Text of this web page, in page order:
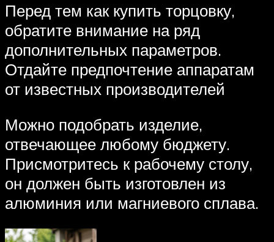
Перед тем как купить торцовку,
обратите внимание на ряд
дополнительных параметров.
Отдайте предпочтение аппаратам
от известных производителей
Можно подобрать изделие,
отвечающее любому бюджету.
Присмотритесь к рабочему столу,
он должен быть изготовлен из
алюминия или магниевого сплава.